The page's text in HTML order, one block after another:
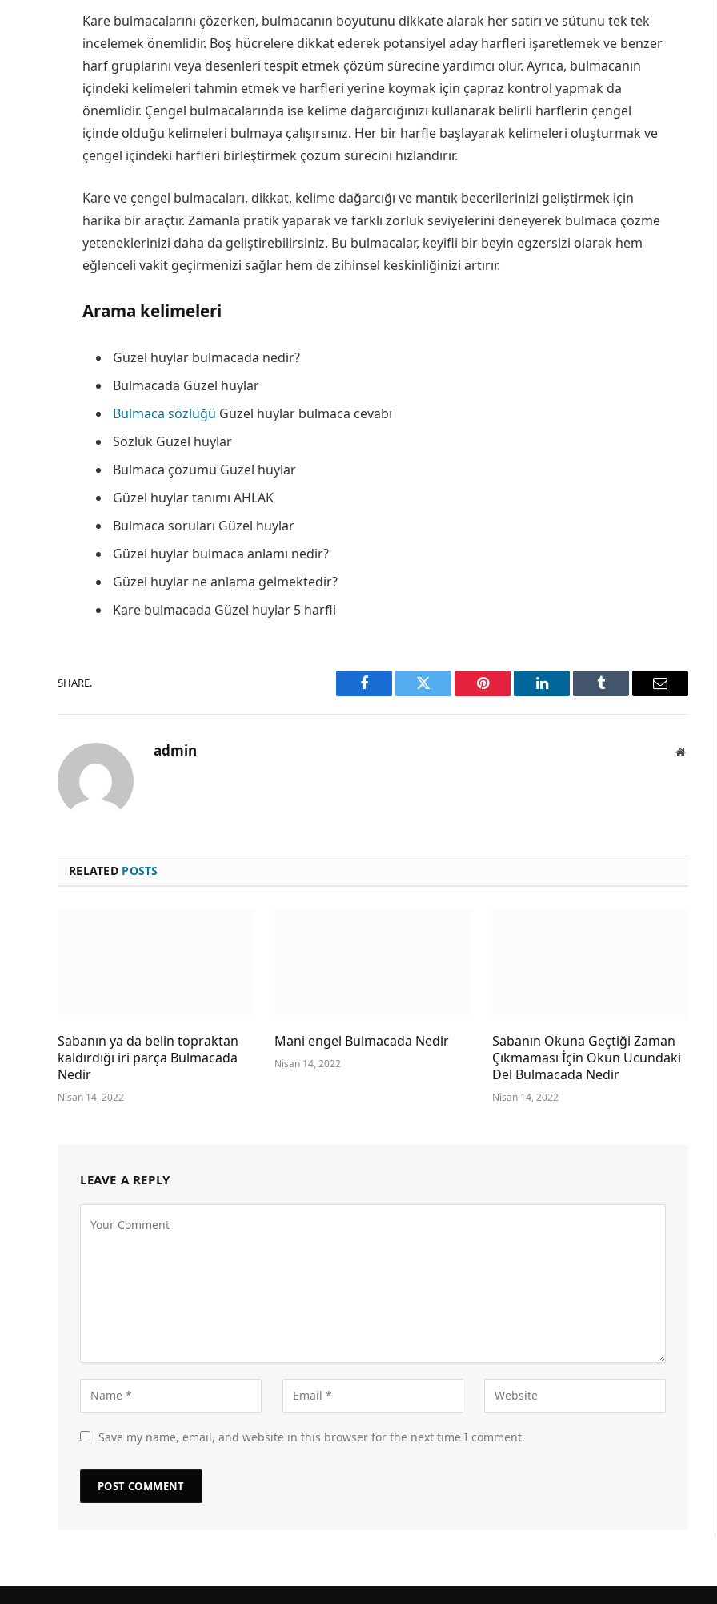
Kare bulmacalarını çözerken, bulmacanın boyutunu dikkate alarak her satırı ve sütunu tek tek
incelemek önemlidir. Boş hücrelere dikkat ederek potansiyel aday harfleri işaretlemek ve benzer
harf gruplarını veya desenleri tespit etmek çözüm sürecine yardımcı olur. Ayrıca, bulmacanın
içindeki kelimeleri tahmin etmek ve harfleri yerine koymak için çapraz kontrol yapmak da
önemlidir. Çengel bulmacalarında ise kelime dağarcığınızı kullanarak belirli harflerin çengel
içinde olduğu kelimeleri bulmaya çalışırsınız. Her bir harfle başlayarak kelimeleri oluşturmak ve
çengel içindeki harfleri birleştirmek çözüm sürecini hızlandırır.
Kare ve çengel bulmacaları, dikkat, kelime dağarcığı ve mantık becerilerinizi geliştirmek için
harika bir araçtır. Zamanla pratik yaparak ve farklı zorluk seviyelerini deneyerek bulmaca çözme
yeteneklerinizi daha da geliştirebilirsiniz. Bu bulmacalar, keyifli bir beyin egzersizi olarak hem
eğlenceli vakit geçirmenizi sağlar hem de zihinsel keskinliğinizi artırır.
Arama kelimeleri
Güzel huylar bulmacada nedir?
Bulmacada Güzel huylar
Bulmaca sözlüğü Güzel huylar bulmaca cevabı
Sözlük Güzel huylar
Bulmaca çözümü Güzel huylar
Güzel huylar tanımı AHLAK
Bulmaca soruları Güzel huylar
Güzel huylar bulmaca anlamı nedir?
Güzel huylar ne anlama gelmektedir?
Kare bulmacada Güzel huylar 5 harfli
SHARE.
Facebook Twitter Pinterest LinkedIn Tumblr Email
admin Website
RELATED POSTS
Sabanın ya da belin topraktan
kaldırdığı iri parça Bulmacada
Nedir
Nisan 14, 2022
Mani engel Bulmacada Nedir
Nisan 14, 2022
Sabanın Okuna Geçtiği Zaman
Çıkmaması İçin Okun Ucundaki
Del Bulmacada Nedir
Nisan 14, 2022
LEAVE A REPLY
Save my name, email, and website in this browser for the next time I comment.